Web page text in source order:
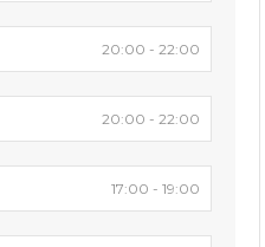
20:00 - 22:00
20:00 - 22:00
17:00 - 19:00